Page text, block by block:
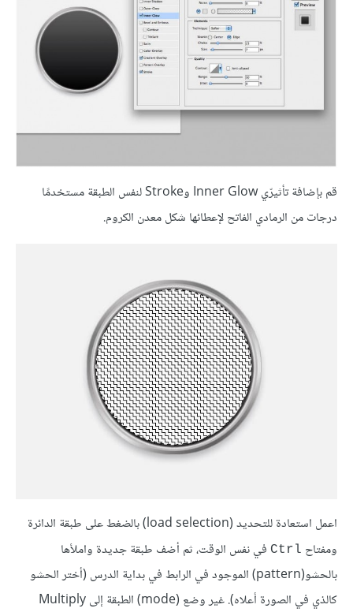
قم بإضافة تأثيرّي Inner Glow وStroke لنفس الطبقة مستخدمًا
درجات من الرمادي الفاتح لإعطائها شكل معدن الكروم.
اعمل استعادة للتحديد (load selection) بالضغط على طبقة الدائرة
ومفتاح Ctrl في نفس الوقت، ثم أضف طبقة جديدة واملأها
بالحشو(pattern) الموجود في الرابط في بداية الدرس (أختر الحشو
كالذي في الصورة أعلاه). غير وضع (mode) الطبقة إلى Multiply